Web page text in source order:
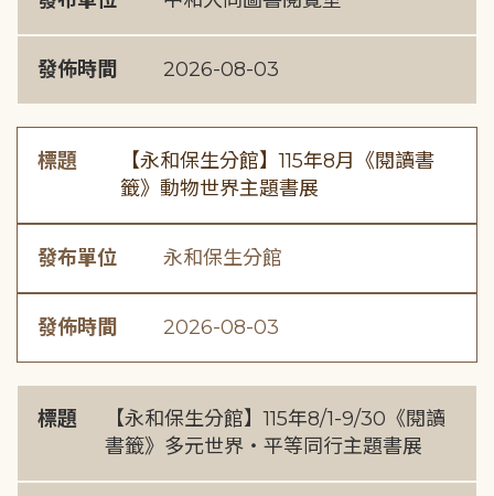
發佈時間 2026-08-03
標題
【永和保生分館】115年8月《閱讀書
籤》動物世界主題書展
發布單位 永和保生分館
發佈時間 2026-08-03
標題
【永和保生分館】115年8/1-9/30《閱讀
書籤》多元世界・平等同行主題書展